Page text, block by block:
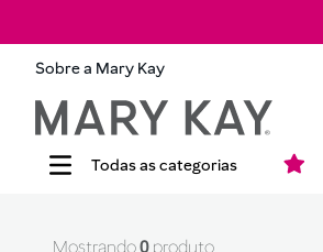
Sobre a Mary Kay
0 produto